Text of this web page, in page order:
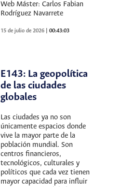
Web Máster: Carlos Fabian
Rodríguez Navarrete
15 de julio de 2026 |00:43:03
E143: La geopolítica
de las ciudades
globales
Las ciudades ya no son
únicamente espacios donde
vive la mayor parte de la
población mundial. Son
centros financieros,
tecnológicos, culturales y
políticos que cada vez tienen
mayor capacidad para influir